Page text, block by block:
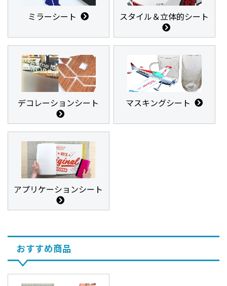
ミラーシート スタイル＆立体的シート
デコレーションシート マスキングシート
アプリケーションシート
おすすめ商品